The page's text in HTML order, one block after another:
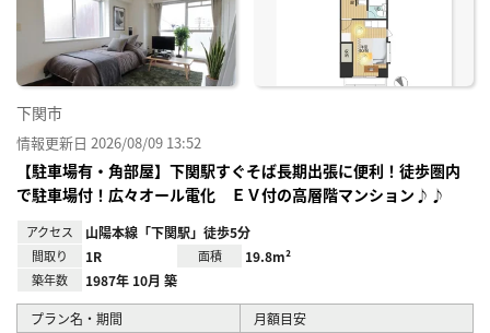
下関市
情報更新日 2026/08/09 13:52
【駐車場有・角部屋】下関駅すぐそば長期出張に便利！徒歩圏内
で駐車場付！広々オール電化 ＥＶ付の高層階マンション♪♪
アクセス 山陽本線「下関駅」徒歩5分
間取り 1R 面積 19.8m²
築年数 1987年 10月 築
プラン名・期間 月額目安